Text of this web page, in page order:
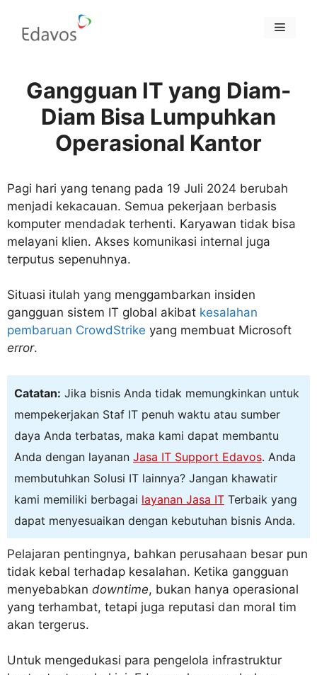
content
Menu
Gangguan IT yang Diam-
Diam Bisa Lumpuhkan
Operasional Kantor
Pagi hari yang tenang pada 19 Juli 2024 berubah
menjadi kekacauan. Semua pekerjaan berbasis
komputer mendadak terhenti. Karyawan tidak bisa
melayani klien. Akses komunikasi internal juga
terputus sepenuhnya.
Situasi itulah yang menggambarkan insiden
gangguan sistem IT global akibat kesalahan
pembaruan CrowdStrike yang membuat Microsoft
error.
Catatan: Jika bisnis Anda tidak memungkinkan untuk
mempekerjakan Staf IT penuh waktu atau sumber
daya Anda terbatas, maka kami dapat membantu
Anda dengan layanan Jasa IT Support Edavos. Anda
membutuhkan Solusi IT lainnya? Jangan khawatir
kami memiliki berbagai layanan Jasa IT Terbaik yang
dapat menyesuaikan dengan kebutuhan bisnis Anda.
Pelajaran pentingnya, bahkan perusahaan besar pun
tidak kebal terhadap kesalahan. Ketika gangguan
menyebabkan downtime, bukan hanya operasional
yang terhambat, tetapi juga reputasi dan moral tim
akan tergerus.
Untuk mengedukasi para pengelola infrastruktur